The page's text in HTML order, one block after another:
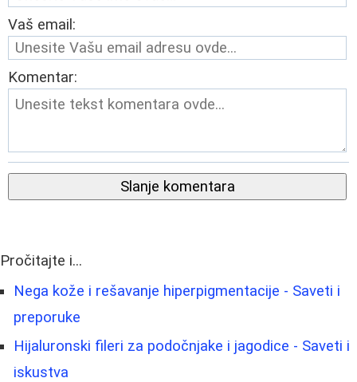
Vaš email:
Komentar:
Slanje komentara
Pročitajte i...
Nega kože i rešavanje hiperpigmentacije - Saveti i
preporuke
Hijaluronski fileri za podočnjake i jagodice - Saveti i
iskustva